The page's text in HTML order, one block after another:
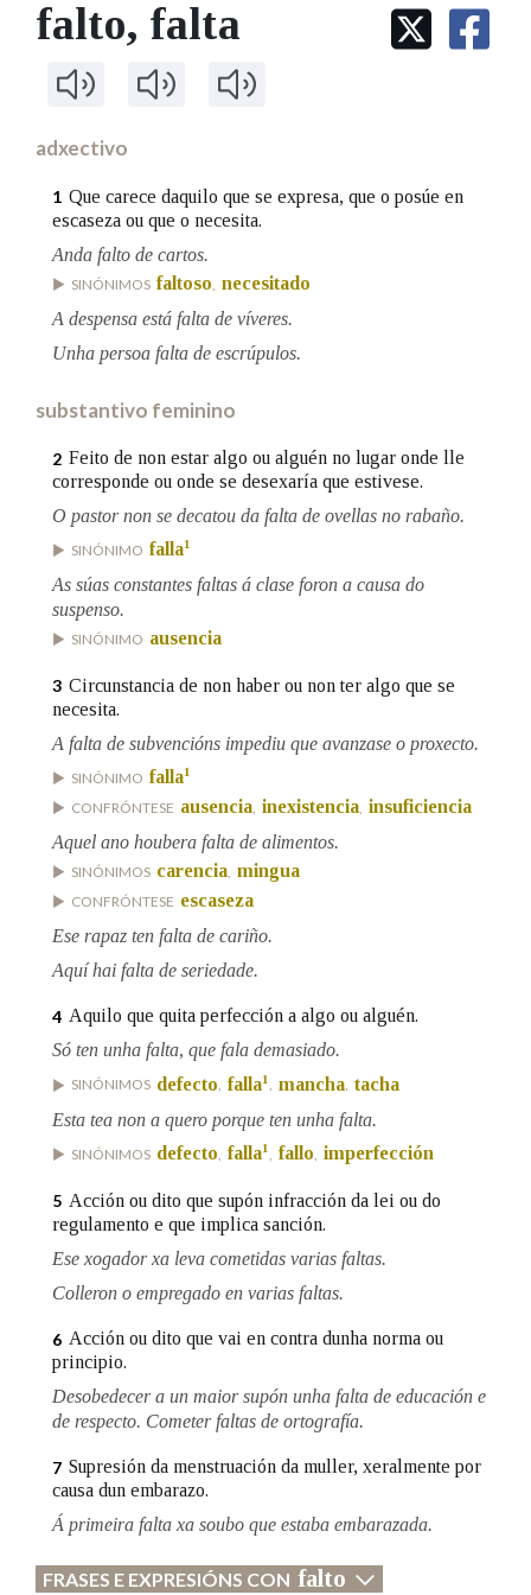
IDENTIDADE CORPORATIVA
MARCIAL DEL ADALID
CASA-MUSEO EMILIA PARDO
BAZÁN
FIGURAS HOMENAXEADAS
HISTORIA
Facebook
TwitterYoutubeInstagram
Bluesky
BUSCAR NOS LEMAS
Comeza por
Contén
BUSCAR NO CONTIDO
Nas definicións
Nos exemplos
Na fraseoloxía
OUTRAS OPCIÓNS DE BUSCA
Marcas gramaticais
Pertence a
LIMPAR
falto, falta
adxectivo
1 Que carece daquilo que se expresa, que o posúe en
escaseza ou que o necesita.
Anda falto de cartos.
SINÓNIMOS faltoso necesitado
A despensa está falta de víveres.
Unha persoa falta de escrúpulos.
substantivo feminino
2 Feito de non estar algo ou alguén no lugar onde lle
corresponde ou onde se desexaría que estivese.
O pastor non se decatou da falta de ovellas no rabaño.
SINÓNIMO falla1
As súas constantes faltas á clase foron a causa do
suspenso.
SINÓNIMO ausencia
3 Circunstancia de non haber ou non ter algo que se
necesita.
A falta de subvencións impediu que avanzase o proxecto.
SINÓNIMO falla1
CONFRÓNTESE ausencia, inexistencia, insuficiencia
Aquel ano houbera falta de alimentos.
SINÓNIMOS carencia, mingua
CONFRÓNTESE escaseza
Ese rapaz ten falta de cariño.
Aquí hai falta de seriedade.
4 Aquilo que quita perfección a algo ou alguén.
Só ten unha falta, que fala demasiado.
SINÓNIMOS defecto, falla1, mancha, tacha
Esta tea non a quero porque ten unha falta.
SINÓNIMOS defecto, falla1, fallo, imperfección
5 Acción ou dito que supón infracción da lei ou do
regulamento e que implica sanción.
Ese xogador xa leva cometidas varias faltas.
Colleron o empregado en varias faltas.
6 Acción ou dito que vai en contra dunha norma ou
principio.
Desobedecer a un maior supón unha falta de educación e
de respecto. Cometer faltas de ortografía.
7 Supresión da menstruación da muller, xeralmente por
causa dun embarazo.
Á primeira falta xa soubo que estaba embarazada.
FRASES E EXPRESIÓNS CON falto